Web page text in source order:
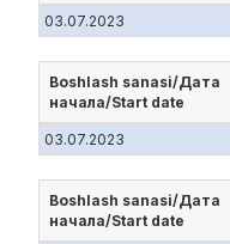
03.07.2023
Boshlash sanasi/Дата
начала/Start date
03.07.2023
Boshlash sanasi/Дата
начала/Start date